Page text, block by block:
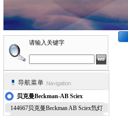
请输入关键字
贝克曼Beckman-AB Sciex
144667贝克曼Beckman AB Sciex氘灯